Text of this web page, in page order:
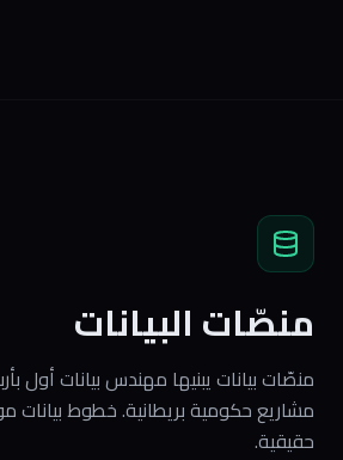
منصّات البيانات
منصّات بيانات يبنيها مهندس بيانات أول
مشاريع حكومية بريطانية. خطوط بيانات
حقيقية.